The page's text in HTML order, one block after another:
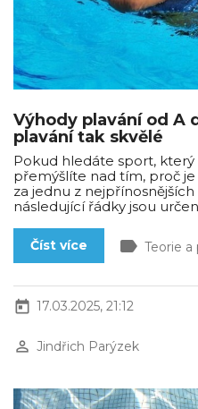
Výhody plavání od A
plavání tak skvělé
Pokud hledáte sport,
přemýšlíte nad tím, proč
za jednu z
následující řádky jsou
Číst více label Teorie a
today 17.03.2025, 21:12
perm_identity Jindřich Parýzek